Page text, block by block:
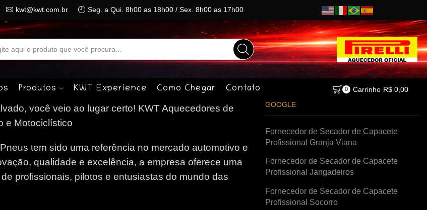
kwt@kwt.com.br Seg. a Qui. 8h00 as 18h00 / Sex. 8h00 as 17h00
Search
input
Produtos KWT Experience Como Chegar Contato 0 Carrinho R$0,00
você veio ao lugar certo! KWT Aquecedores de
e Motociclístico
tem sido uma referência no mercado automotivo e
qualidade e excelência, a empresa oferece uma
profissionais, pilotos e entusiastas do mundo das
GOOGLE
Fornecedor de Secador de Capacete
Profissional Granja Viana
Fornecedor de Secador de Capacete
Profissional Jangadeiros
Fornecedor de Secador de Capacete
Profissional Socorro